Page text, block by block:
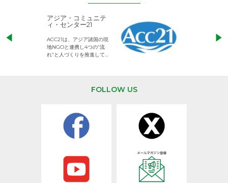
アジア・コミュニテ
ィ・センター21
ACC21は、アジア諸国の現
地NGOと連携し4つの“流
れ”と人づくりを推進してい
児童労働のない
権利が守られた
FOLLOW US